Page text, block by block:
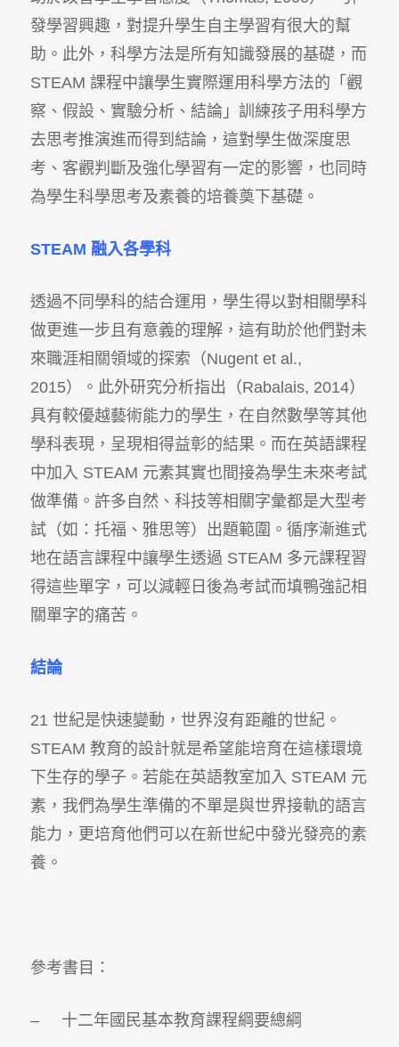
發學習興趣，對提升學生自主學習有很大的幫
助。此外，科學方法是所有知識發展的基礎，而
STEAM 課程中讓學生實際運用科學方法的「觀
察、假設、實驗分析、結論」訓練孩子用科學方
去思考推演進而得到結論，這對學生做深度思
考、客觀判斷及強化學習有一定的影響，也同時
為學生科學思考及素養的培養奠下基礎。
STEAM 融入各學科
透過不同學科的結合運用，學生得以對相關學科
做更進一步且有意義的理解，這有助於他們對未
來職涯相關領域的探索（Nugent et al.,
2015）。此外研究分析指出（Rabalais, 2014）
具有較優越藝術能力的學生，在自然數學等其他
學科表現，呈現相得益彰的結果。而在英語課程
中加入 STEAM 元素其實也間接為學生未來考試
做準備。許多自然、科技等相關字彙都是大型考
試（如：托福、雅思等）出題範圍。循序漸進式
地在語言課程中讓學生透過 STEAM 多元課程習
得這些單字，可以減輕日後為考試而填鴨強記相
關單字的痛苦。
結論
21 世紀是快速變動，世界沒有距離的世紀。
STEAM 教育的設計就是希望能培育在這樣環境
下生存的學子。若能在英語教室加入 STEAM 元
素，我們為學生準備的不單是與世界接軌的語言
能力，更培育他們可以在新世紀中發光發亮的素
養。
參考書目：
– 十二年國民基本教育課程綱要總綱